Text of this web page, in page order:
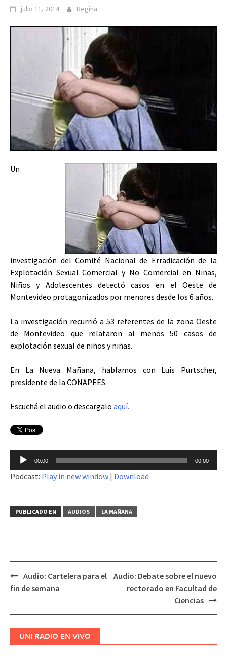
julio 11, 2014 Regina
Un
investigación del Comité Nacional de Erradicación de la
Explotación Sexual Comercial y No Comercial en Niñas,
Niños y Adolescentes detectó casos en el Oeste de
Montevideo protagonizados por menores desde los 6 años.
La investigación recurrió a 53 referentes de la zona Oeste
de Montevideo que relataron al menos 50 casos de
explotación sexual de niños y niñas.
En La Nueva Mañana, hablamos con Luis Purtscher,
presidente de la CONAPEES.
Escuchá el audio o descargalo aquí.
Reproductor
audio
00:00 00:00
Podcast: Play in new window | Download
PUBLICADO EN AUDIOS LA MAÑANA
Navegación
Audio: Cartelera para el
fin de semana
Audio: Debate sobre el nuevo
rectorado en Facultad de
Ciencias
UNI RADIO EN VIVO